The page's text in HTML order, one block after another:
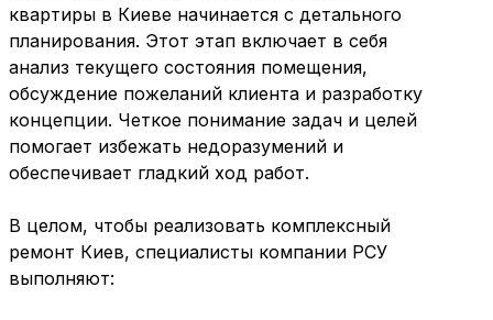
квартиры в Киеве начинается с детального
планирования. Этот этап включает в себя
анализ текущего состояния помещения,
обсуждение пожеланий клиента и разработку
концепции. Четкое понимание задач и целей
помогает избежать недоразумений и
обеспечивает гладкий ход работ.
В целом, чтобы реализовать комплексный
ремонт Киев, специалисты компании РСУ
выполняют: